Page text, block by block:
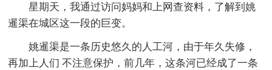
星期天，我通过访问妈妈和上网查资料，了解到姚
暹渠在城区这一段的巨变。
姚暹渠是一条历史悠久的人工河，由于年久失修，
再加上人们 不注意保护，前几年，这条河已经成了一条